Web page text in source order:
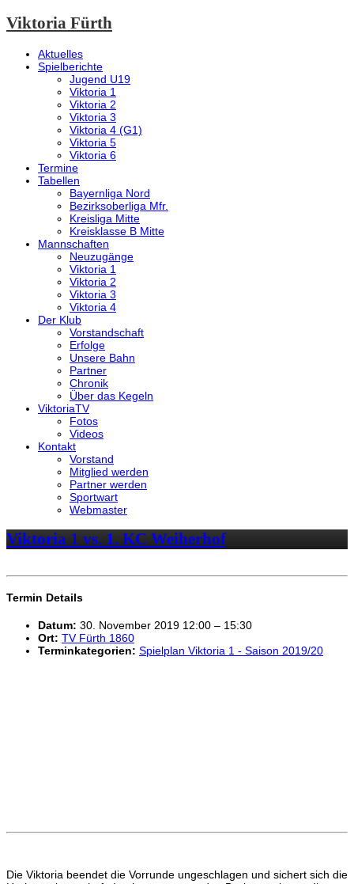
Viktoria Fürth
Aktuelles
Spielberichte
Jugend U19
Viktoria 1
Viktoria 2
Viktoria 3
Viktoria 4 (G1)
Viktoria 5
Viktoria 6
Termine
Tabellen
Bayernliga Nord
Bezirksoberliga Mfr.
Kreisliga Mitte
Kreisklasse B Mitte
Mannschaften
Neuzugänge
Viktoria 1
Viktoria 2
Viktoria 3
Viktoria 4
Der Klub
Vorstandschaft
Erfolge
Unsere Bahn
Partner
Chronik
Über das Kegeln
ViktoriaTV
Fotos
Videos
Kontakt
Vorstand
Mitglied werden
Partner werden
Sportwart
Webmaster
Viktoria 1 vs. 1. KC Weiherhof
Termin Details
Datum: 30. November 2019 12:00 – 15:30
Ort: TV Fürth 1860
Terminkategorien: Spielplan Viktoria 1 - Saison 2019/20
Die Viktoria beendet die Vorrunde ungeschlagen und sichert sich die